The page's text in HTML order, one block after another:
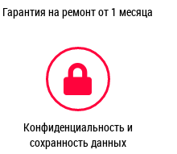
Гарантия на ремонт от 1 месяца
Конфиденциальность и
сохранность данных